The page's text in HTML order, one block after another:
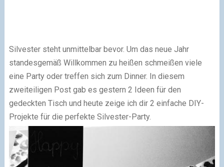
Silvester steht unmittelbar bevor. Um das neue Jahr
standesgemäß Willkommen zu heißen schmeißen viele
eine Party oder treffen sich zum Dinner. In diesem
zweiteiligen Post gab es gestern 2 Ideen für den
gedeckten Tisch und heute zeige ich dir 2 einfache DIY-
Projekte für die perfekte Silvester-Party.